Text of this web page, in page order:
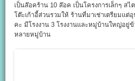
เป็นล๊อคร้าน 10 ล๊อค เป็นโครงการเล็กๆ สไ
โต๊ะเก้าอี้ส่วนรวมให้ ร้านที่มาเช่าเตรียมแต่
คะ มีโรงงาน 3 โรงงานและหมู่บ้านใหญ่อยู่
หลายหมู่บ้าน